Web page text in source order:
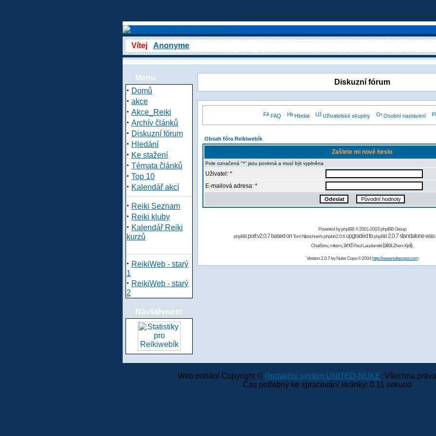
Vítej Anonyme
Menu
· Domů
· akce
· Akce_Reiki
· Archív článků
· Diskuzní fórum
· Hledání
· Ke stažení
· Témata článků
· Top 10
· Kalendář akcí
· Reiki Seznam
· Reiki kluby
· Kalendář Reiki
kurzů
· ReikiWeb - starý
1
· ReikiWeb - starý
2
Návštěvnost
Diskuzní fórum
FAQ Hledat Uživatelské skupiny Osobní nastavení
Obsah fóra Reikiwebík
Zašlete mi nové heslo
Pole označená "*" jsou povinná a musí být vyplněna
Uživatel: *
E-mailová adresa: *
Powered byphpBB© 2001-2003 phpBB Group
phpBBport v2.0.7 based onTom Nitzschner'sphpbb2.0.6upgraded tophpBB2.0.7 standalone
ChatServ,mikem,and Paul Laudanski(akaZhen-Xjell).
Version 2.0.7 byNuke Cops© 2004http://www.nukecops.com
Web pohání Copyright © Redakční systém UNITED-NUKE. Všechna
Čas potřebný ke zpracování stránky: 0.11 sekund